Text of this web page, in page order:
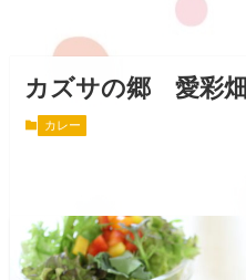
カズサの郷 愛彩畑
カレー